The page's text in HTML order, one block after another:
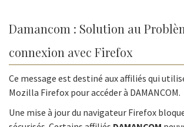
Damancom : Solution au
connexion avec Firefox
Ce message est destiné aux affiliés qui
Mozilla Firefox pour accéder à DAMANCOM.
Une mise à jour du navigateur Firefox